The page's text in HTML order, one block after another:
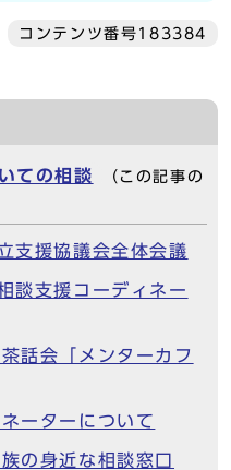
コンテンツ番号183384
ての相談
（この記事の
支援協議会全体会議
支援コーディネー
話会「メンターカフ
ーターについて
の身近な相談窓口